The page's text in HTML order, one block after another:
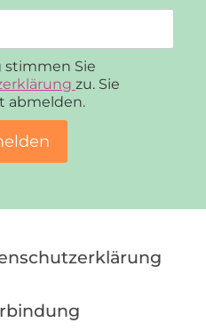
stimmen Sie
zu. Sie
abmelden.